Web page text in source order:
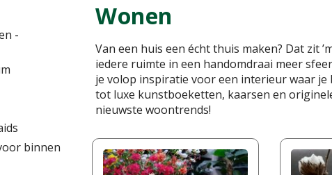
Wonen
Van een huis een écht thuis maken? Dat zit
iedere ruimte in een handomdraai meer
je volop inspiratie voor een interieur waar
tot luxe kunstboeketten, kaarsen en
nieuwste woontrends!
-
binnen